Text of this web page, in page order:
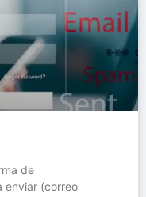
de
enviar (correo